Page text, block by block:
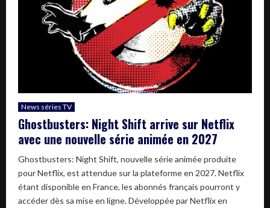
News séries TV
Ghostbusters: Night Shift arrive sur Netflix
avec une nouvelle série animée en 2027
Ghostbusters: Night Shift, nouvelle série animée produite
pour Netflix, est attendue sur la plateforme en 2027. Netflix
étant disponible en France, les abonnés français pourront y
accéder dès sa mise en ligne. Développée par Netflix en